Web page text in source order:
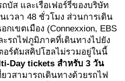
บัส และเรือเฟอร์รี่ของบริษัท
เวลา 48 ชั่วโมง ส่วนการเดิน
เขตเมือง (Connexxion, EBS
รถไฟภูมิภาคที่เดินทางไปยัง
ร์ดัมสคิปโฮลไม่รวมอยู่ในนี้
Day tickets สำหรับ 3 วัน
วสามารถเดินทางด้วยรถไฟ